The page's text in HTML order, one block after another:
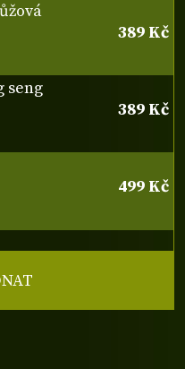
389 Kč
seng
389 Kč
499 Kč